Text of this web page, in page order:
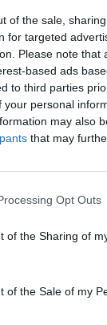
of the sale,
for targeted
Please note
based ads
to third parties
personal
may also
that may
Opt Outs
of the Sharing of
of the Sale of my
Kan